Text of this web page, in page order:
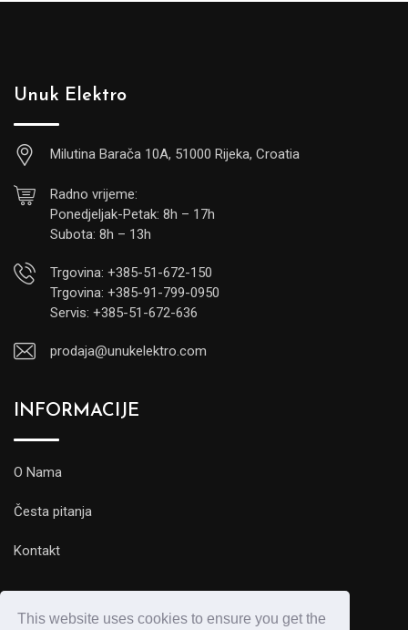
This website uses cookies to ensure you get the
Unuk Elektro
Milutina Barača 10A, 51000 Rijeka, Croatia
Radno vrijeme:
Ponedjeljak-Petak: 8h – 17h
Subota: 8h – 13h
Trgovina: +385-51-672-150
Trgovina: +385-91-799-0950
Servis: +385-51-672-636
prodaja@unukelektro.com
INFORMACIJE
O Nama
Česta pitanja
Kontakt